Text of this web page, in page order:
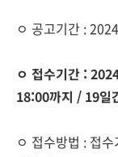
ㅇ 공고기간 :
ㅇ 접수기간 :
18:00까지 / 19일
ㅇ 접수방법 : 접